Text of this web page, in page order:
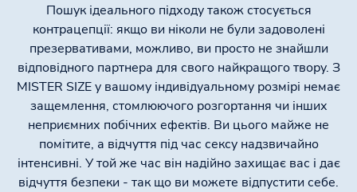
Пошук ідеального підходу також стосується
контрацепції: якщо ви ніколи не були задоволені
презервативами, можливо, ви просто не знайшли
відповідного партнера для свого найкращого твору. З
MISTER SIZE у вашому індивідуальному розмірі немає
защемлення, стомлюючого розгортання чи інших
неприємних побічних ефектів. Ви цього майже не
помітите, а відчуття під час сексу надзвичайно
інтенсивні. У той же час він надійно захищає вас і дає
відчуття безпеки - так що ви можете відпустити себе.